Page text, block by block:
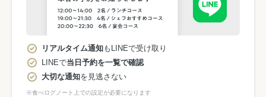
リアルタイム通知もLINEで受け取り
LINEで当日予約を一覧で確認
大切な通知を見逃さない
※食べログノート上での設定が必要になります